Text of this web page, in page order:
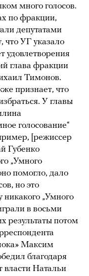
много голосов.
по фракции,
депутатами
что УГ указало
удовлетворения
глава фракции
Тимонов.
признает, что
У главы
голосование“
[режиссер
Губенко
„Умного
помогло, дало
но это
„Умного
в восьми
результаты потом
Максим
благодаря
власти Натальи